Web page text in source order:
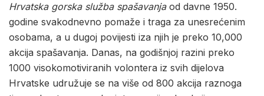
Hrvatska gorska služba spašavanjaod davne 1950.
godine svakodnevno pomaže i traga za unesrećenim
osobama, a u dugoj povijesti iza njih je preko 10,000
akcija spašavanja. Danas, na godišnjoj razini preko
1000 visokomotiviranih volontera iz svih dijelova
Hrvatske udružuje se na više od 800 akcija raznoga